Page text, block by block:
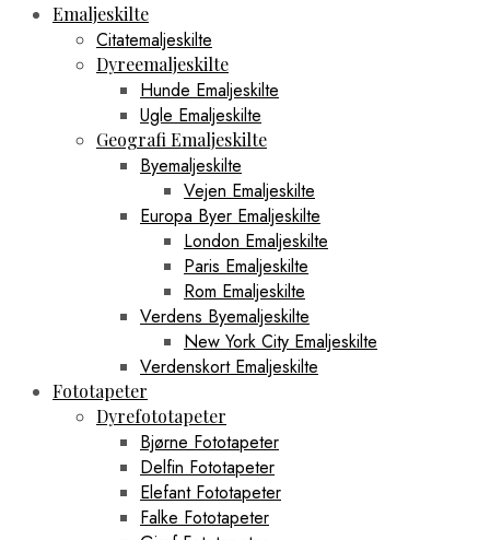
Emaljeskilte
Citatemaljeskilte
Dyreemaljeskilte
Hunde Emaljeskilte
Ugle Emaljeskilte
Geografi Emaljeskilte
Byemaljeskilte
Vejen Emaljeskilte
Europa Byer Emaljeskilte
London Emaljeskilte
Paris Emaljeskilte
Rom Emaljeskilte
Verdens Byemaljeskilte
New York City Emaljeskilte
Verdenskort Emaljeskilte
Fototapeter
Dyrefototapeter
Bjørne Fototapeter
Delfin Fototapeter
Elefant Fototapeter
Falke Fototapeter